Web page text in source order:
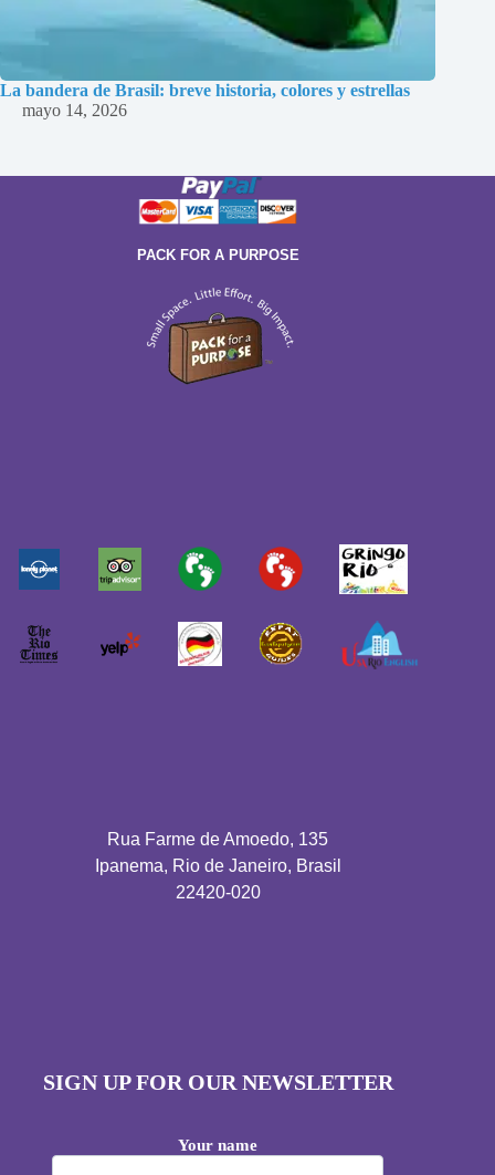
La bandera de Brasil: breve historia, colores y estrellas
mayo 14, 2026
PACK FOR A PURPOSE
Rua Farme de Amoedo, 135
Ipanema, Rio de Janeiro, Brasil
22420-020
SIGN UP FOR OUR NEWSLETTER
Your name